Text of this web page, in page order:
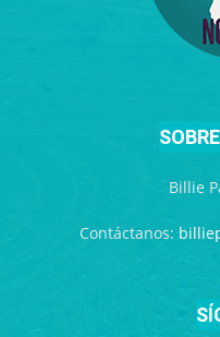
Billie
Contáctanos: